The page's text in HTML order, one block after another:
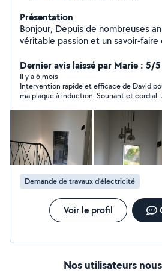
Présentation
Bonjour, Depuis de nombreuses années, j'ai une
véritable passion et un savoir-
polyvalent, C'est pour cela que j'ai décidé de proposé
mon aide sur ce site. Je peux aussi
des encombrants, vide maison et
sérieux, ponctuel et motivé. N'hésitez pas à m'envoyer
votre demande, Je suis toujours
répondre à vos
Dernier avis laissé par Marie : 5/5
Il y a 6 mois
Intervention rapide et efficace de David
ma plaque à induction. Souriant et cordial.
Demande de travaux d’électricité
Voir le profil
Nos utilisateurs